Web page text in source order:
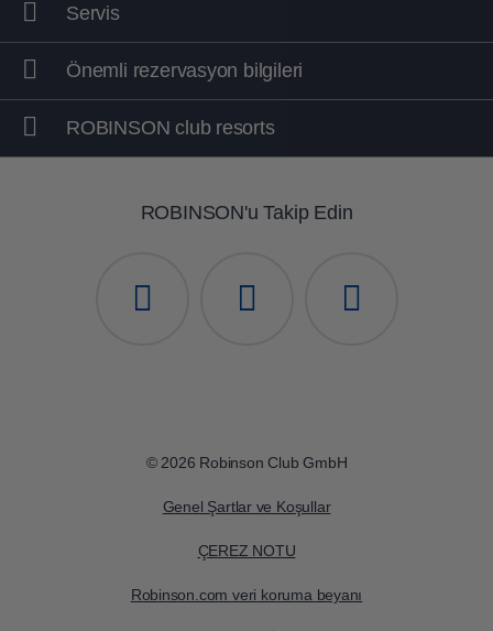
ROBINSON NOBILIS , Türkiye
ROBINSON QUINTA DA RIA
Yazın voleybol eğlencesi:
ROBINSON DAIDALOS, Yunanistan
ROBINSON KYLLINI BEACH
ROBINSON LANDSKRON, Avusturya
Servis
Önemli rezervasyon bilgileri
ROBINSON club resorts
ROBINSON'u Takip Edin
© 2026 Robinson Club GmbH
Genel Şartlar ve Koşullar
ÇEREZ NOTU
Robinson.com veri koruma beyanı